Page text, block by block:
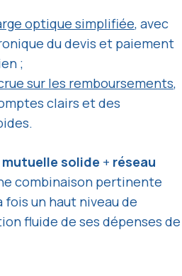
optique simplifiée, avec
du devis et paiement
;
sur les remboursements,
clairs et des
mutuelle solide + réseau
combinaison pertinente
un haut niveau de
fluide de ses dépenses de